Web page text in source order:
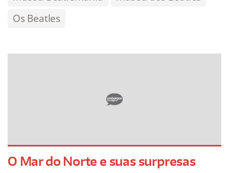
Os Beatles
O Mar do Norte e suas surpresas